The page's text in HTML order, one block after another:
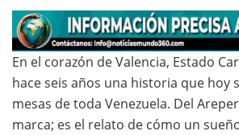
En el corazón de Valencia, Estado
hace seis años una historia que hoy
mesas de toda Venezuela. Del
marca; es el relato de cómo un